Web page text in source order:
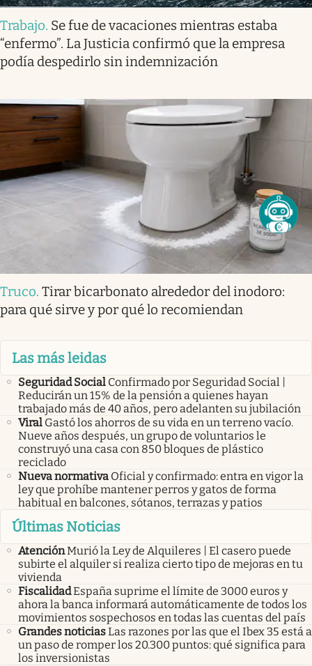
Trabajo. Se fue de vacaciones mientras estaba
“enfermo”. La Justicia confirmó que la empresa
podía despedirlo sin indemnización
Truco. Tirar bicarbonato alrededor del inodoro:
para qué sirve y por qué lo recomiendan
Las más leidas
Seguridad Social Confirmado por Seguridad Social |
Reducirán un 15% de la pensión a quienes hayan
trabajado más de 40 años, pero adelanten su jubilación
Viral Gastó los ahorros de su vida en un terreno vacío.
Nueve años después, un grupo de voluntarios le
construyó una casa con 850 bloques de plástico
reciclado
Nueva normativa Oficial y confirmado: entra en vigor la
ley que prohíbe mantener perros y gatos de forma
habitual en balcones, sótanos, terrazas y patios
Últimas Noticias
AtenciónMurió la Ley de Alquileres | El casero puede
subirte el alquiler si realiza cierto tipo de mejoras en tu
vivienda
FiscalidadEspaña suprime el límite de 3000 euros y
ahora la banca informará automáticamente de todos los
movimientos sospechosos en todas las cuentas del país
Grandes noticiasLas razones por las que el Ibex 35 está a
un paso de romper los 20.300 puntos: qué significa para
los inversionistas